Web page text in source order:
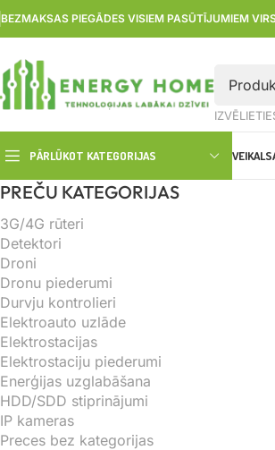
BEZMAKSAS PIEGĀDES VISIEM PASŪTĪJUMIEM
PĀRLŪKOT KATEGORIJAS VEIKALS
PREČU KATEGORIJAS
3G/4G rūteri
Detektori
Droni
Dronu piederumi
Durvju kontrolieri
Elektroauto uzlāde
Elektrostacijas
Elektrostaciju piederumi
Enerģijas uzglabāšana
HDD/SDD stiprinājumi
IP kameras
Preces bez kategorijas